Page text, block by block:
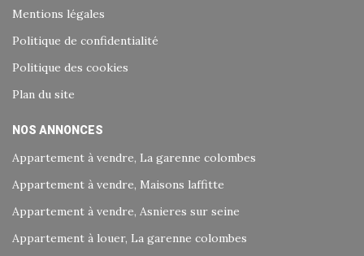
Mentions légales
Politique de confidentialité
Politique des cookies
Plan du site
NOS ANNONCES
Appartement à vendre, La garenne colombes
Appartement à vendre, Maisons laffitte
Appartement à vendre, Asnieres sur seine
Appartement à louer, La garenne colombes